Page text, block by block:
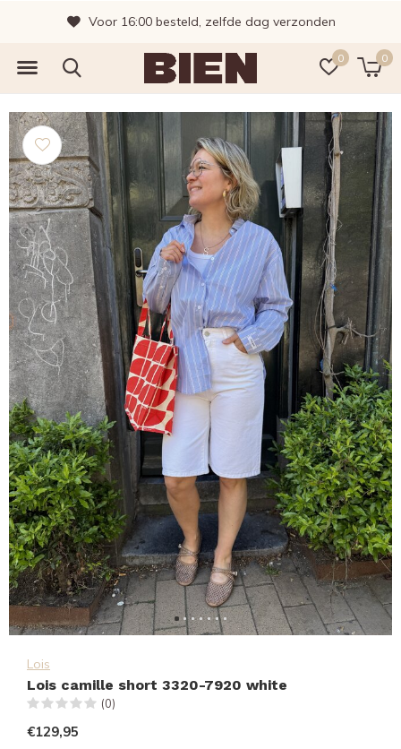
0 0
Voor 16:00 besteld, zelfde dag verzonden
Lois
Lois camille short 3320-7920 white
(0)
€129,95